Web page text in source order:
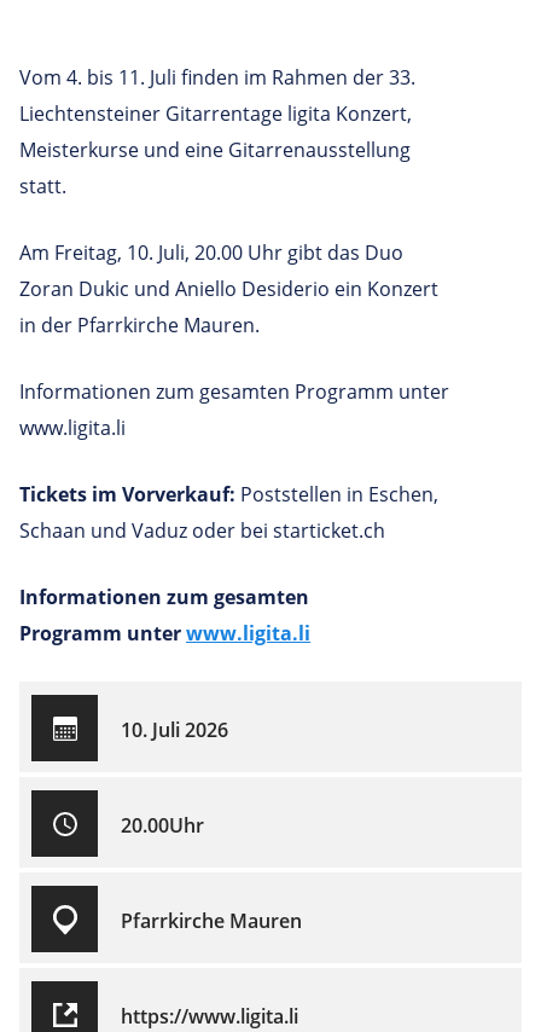
Vom 4. bis 11. Juli finden im Rahmen der 33.
Liechtensteiner Gitarrentage ligita Konzert,
Meisterkurse und eine Gitarrenausstellung
statt.
Am Freitag, 10. Juli, 20.00 Uhr gibt das Duo
Zoran Dukic und Aniello Desiderio ein Konzert
in der Pfarrkirche Mauren.
Informationen zum gesamten Programm unter
www.ligita.li
Tickets im Vorverkauf: Poststellen in Eschen,
Schaan und Vaduz oder bei starticket.ch
Informationen zum gesamten
Programm unterwww.ligita.li
10. Juli 2026
20.00Uhr
Pfarrkirche Mauren
https://www.ligita.li